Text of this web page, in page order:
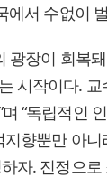
에서 수없이
광장이 회복
시작이다. 교
“독립적인
향뿐만 아니
자. 진정으